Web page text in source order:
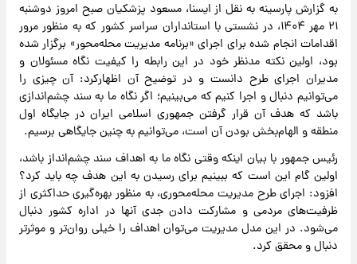
به گزارش پارسینه به نقل از ایسنا، مسعود پزشکیان صبح امروز دوشنبه
۲۱ مهر ۱۴۰۴، در نشستی با استانداران سراسر کشور که به منظور مرور
اقدامات انجام شده برای اجرای «برنامه مدیریت محله‌محور» برگزار شده
بود، اولین نکته مدنظر خود در این رابطه را کیفیت نگاه مسئولان و
مدیران اجرای طرح دانست و در توضیح آن اظهارکرد: آن چیزی را
می‌توانیم دنبال و اجرا کنیم که می‌بینیم؛ اگر نگاه ما به سند چشم‌اندازی
باشد که هدف آن قرار گرفتن جمهوری اسلامی ایران در جایگاه اول
منطقه و الهام‌بخش بودن آن است، می‌توانیم به چنین جایگاهی برسیم.
رئیس جمهور با بیان اینکه وقتی نگاه ما به اهداف سند چشم‌انداز باشد،
اولین گام این است که ببینیم برای رسیدن به این هدف چه باید کرد؟
افزود: اجرای طرح مدیریت محله‌محوری، به منظور بهره‌گیری حداکثری از
ظرفیت‌های مردمی و مشارکت دادن جدی آنها در اداره کشور دنبال
می‌شود. در این مدل مدیریت می‌توان اهداف را خیلی روان‌تر و موثرتر
دنبال و محقق کرد.